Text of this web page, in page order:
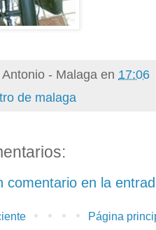
Antonio - Malaga en 17:06
de malaga
comentario en la
Página